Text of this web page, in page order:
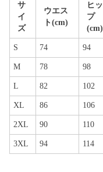
サ
イ
ズ
ウエス
ト(cm)
ヒッ
プ
(cm)
S 74 94
M 78 98
L 82 102
XL 86 106
2XL 90 110
3XL 94 114